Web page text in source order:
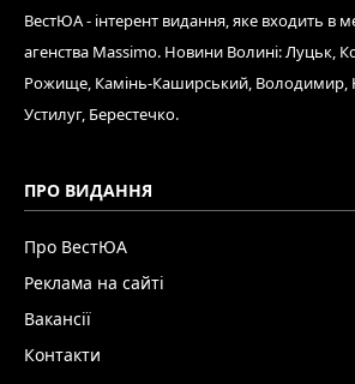
ВестЮА - інтерент видання, яке входить в
агенства Massimo. Новини Волині: Луцьк,
Рожище, Камінь-Каширський, Володимир,
Устилуг, Берестечко.
ПРО ВИДАННЯ
Про ВестЮА
Реклама на сайті
Вакансії
Контакти